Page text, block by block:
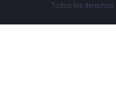
Todos los derechos